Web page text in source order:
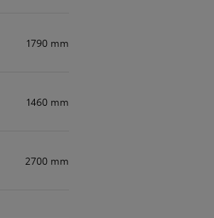
1790 mm
1460 mm
2700 mm